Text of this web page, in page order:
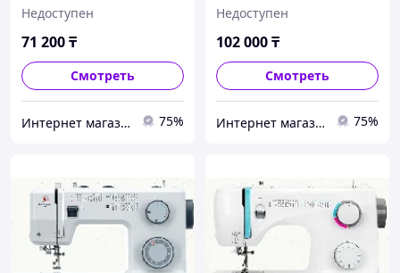
Недоступен
71 200₸
Смотреть
Интернет магазин "Техника" 75%
Недоступен
102 000₸
Смотреть
Интернет магазин "Техника" 75%